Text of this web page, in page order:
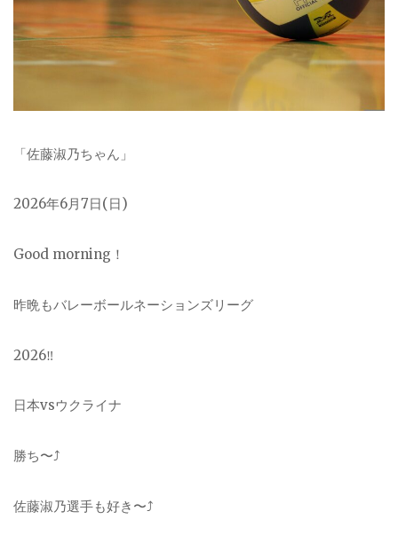
「佐藤淑乃ちゃん」
2026年6月7日(日)
Good morning！
昨晩もバレーボールネーションズリーグ
2026‼︎
日本vsウクライナ
勝ち〜⤴︎
佐藤淑乃選手も好き〜⤴︎